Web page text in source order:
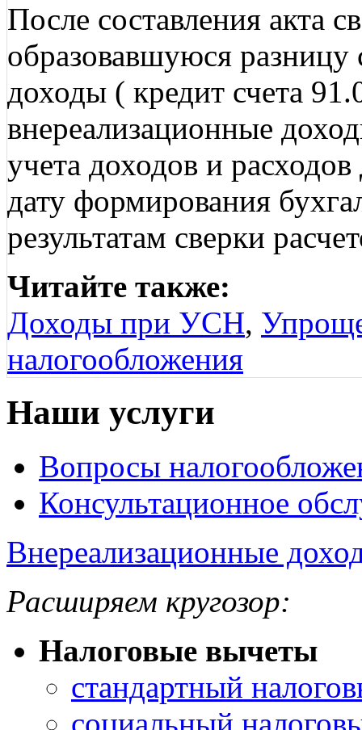
После составления акта
образовавшуюся разницу
доходы ( кредит счета
внереализационные
учета доходов и
дату формирования
результатам сверки
Читайте также:
Доходы при УСН,
налогообложения
Наши услуги
Вопросы
Консультационное
Внереализационные
Расширяем кругозор:
Налоговые вычеты
стандартный
социальный